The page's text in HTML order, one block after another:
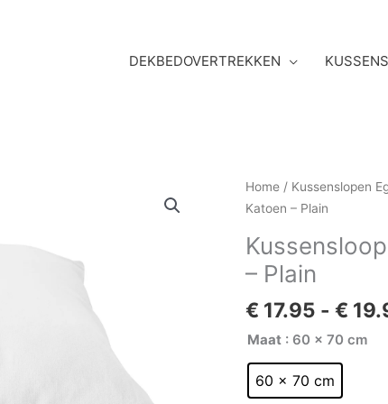
DEKBEDOVERTREKKEN
Home / Kussenslopen
Katoen – Plain
– Plain
€ 17.95 - €
Maat : 60 x 70 cm
60 x 70 cm
Kussensloop
Satijn
Egyptisch
Katoen
Plain
aantal